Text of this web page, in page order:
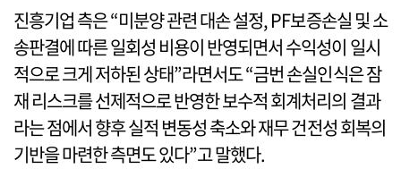
진흥기업 측은 “미분양 관련 대손 설정, PF보증손실 및 소
송판결에 따른 일회성 비용이 반영되면서 수익성이 일시
적으로 크게 저하된 상태”라면서도 “금번 손실인식은 잠
재 리스크를 선제적으로 반영한 보수적 회계처리의 결과
라는 점에서 향후 실적 변동성 축소와 재무 건전성 회복의
기반을 마련한 측면도 있다”고 말했다.